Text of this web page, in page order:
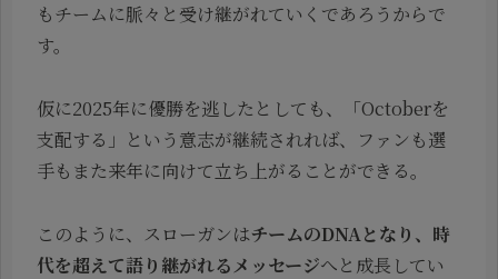
もチームに脈々と受け継がれていくであろうからで
す。
仮に2025年に優勝を逃したとしても、「Octoberを
支配する」という意志が継続されれば、ファンも選
手もまた来年に向けて立ち上がることができる。
このように、スローガンはチームのDNAとなり、時
代を超えて語り継がれるメッセージへと成長してい